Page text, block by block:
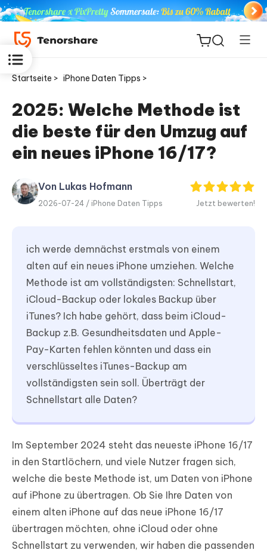
ReiBoot
PDF
Editor
Neu
Startseite > iPhone Daten Tipps >
2025: Welche Methode ist
die beste für den Umzug auf
ein neues iPhone 16/17?
Von Lukas Hofmann
2026-07-24 / iPhone Daten Tipps Jetzt bewerten!
ich werde demnächst erstmals von einem
alten auf ein neues iPhone umziehen. Welche
Methode ist am vollständigsten: Schnellstart,
iCloud-Backup oder lokales Backup über
iTunes? Ich habe gehört, dass beim iCloud-
Backup z.B. Gesundheitsdaten und Apple-
Pay-Karten fehlen könnten und dass ein
verschlüsseltes iTunes-Backup am
vollständigsten sein soll. Überträgt der
Schnellstart alle Daten?
Im September 2024 steht das neueste iPhone 16/17
in den Startlöchern, und viele Nutzer fragen sich,
welche die beste Methode ist, um Daten von iPhone
auf iPhone zu übertragen. Ob Sie Ihre Daten von
einem alten iPhone auf das neue iPhone 16/17
übertragen möchten, ohne iCloud oder ohne
Schnellstart zu verwenden, wir haben die passenden